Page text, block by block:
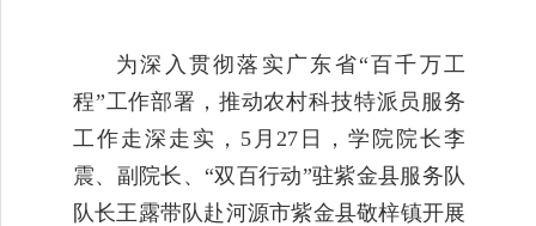
为深入贯彻落实广东省“百千万工
程”工作部署，推动农村科技特派员服务
工作走深走实， 5月 27 日，学院院长李
震、副院长、“双百行动”驻紫金县服务队
队长王露带队赴河源市紫金县敬梓镇开展